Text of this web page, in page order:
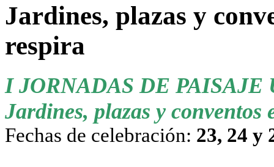
Jardines, plazas y
respira
I JORNADAS DE
Jardines, plazas y
Fechas de celebración: 23, 24 y